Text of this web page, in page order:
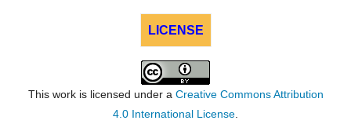
LICENSE
This work is licensed under a Creative Commons Attribution
4.0 International License